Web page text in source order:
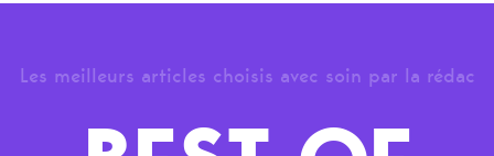
Les meilleurs articles choisis avec soin par la rédac